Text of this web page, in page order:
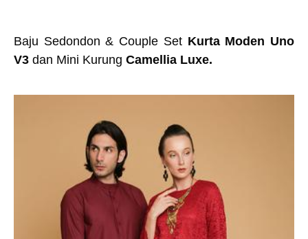
Baju Sedondon & Couple Set Kurta Moden Uno
V3 dan Mini Kurung Camellia Luxe.